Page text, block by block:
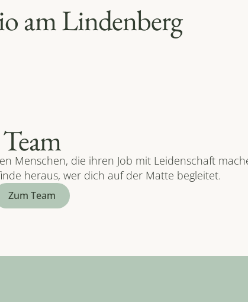
am Lindenberg
Team
Menschen, die ihren Job mit Leidenschaft
heraus, wer dich auf der Matte begleitet.
Zum Team